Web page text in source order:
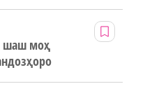
шаш моҳ